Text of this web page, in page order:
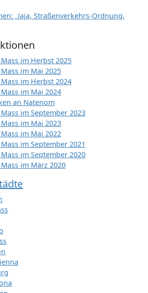
„Jaja, Straßenverkehrs-Ordnung,
im Herbst 2025
im Mai 2025
im Herbst 2024
im Mai 2024
an Natenom
im September 2023
im Mai 2023
im Mai 2022
im September 2021
im September 2020
im März 2020